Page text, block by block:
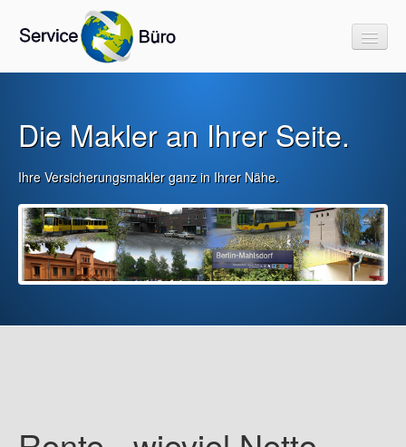
Start
Link`s & Downloads
Informatives
Beiträge/Rechengrößen Sozialversicherung 2025
FAQ`s Berufsunfähigkeit
FAQ`s Pflegeversicherung
Krankenversicherung - Pflicht oder Freiwillig?
Die Makler an Ihrer Seite.
Ihre Versicherungsmakler ganz in Ihrer Nähe.